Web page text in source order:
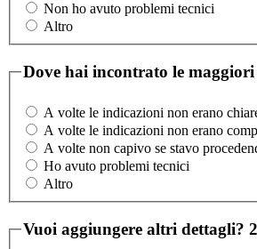
Non ho avuto problemi tecnici
Altro
Dove hai incontrato le
A volte le indicazioni non erano
A volte le indicazioni non erano
A volte non capivo se stavo
Ho avuto problemi tecnici
Altro
Vuoi aggiungere altri dettagli?